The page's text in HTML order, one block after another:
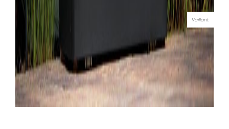
Vaillant